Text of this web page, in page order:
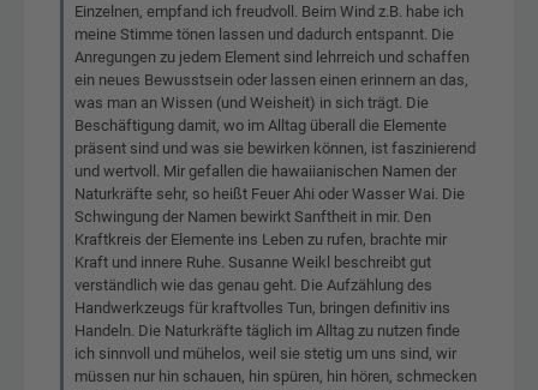
Einzelnen, empfand ich freudvoll. Beim Wind z.B. habe ich
meine Stimme tönen lassen und dadurch entspannt. Die
Anregungen zu jedem Element sind lehrreich und schaffen
ein neues Bewusstsein oder lassen einen erinnern an das,
was man an Wissen (und Weisheit) in sich trägt. Die
Beschäftigung damit, wo im Alltag überall die Elemente
präsent sind und was sie bewirken können, ist faszinierend
und wertvoll. Mir gefallen die hawaiianischen Namen der
Naturkräfte sehr, so heißt Feuer Ahi oder Wasser Wai. Die
Schwingung der Namen bewirkt Sanftheit in mir. Den
Kraftkreis der Elemente ins Leben zu rufen, brachte mir
Kraft und innere Ruhe. Susanne Weikl beschreibt gut
verständlich wie das genau geht. Die Aufzählung des
Handwerkzeugs für kraftvolles Tun, bringen definitiv ins
Handeln. Die Naturkräfte täglich im Alltag zu nutzen finde
ich sinnvoll und mühelos, weil sie stetig um uns sind, wir
müssen nur hin schauen, hin spüren, hin hören, schmecken